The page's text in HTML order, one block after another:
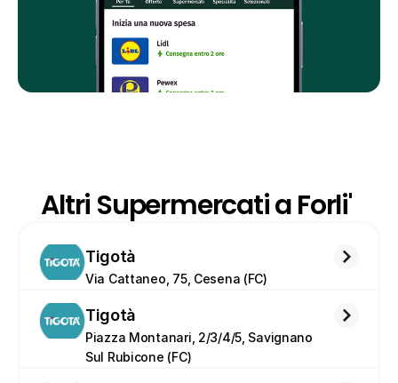
Altri Supermercati a Forli'
Tigotà
Via Cattaneo, 75, Cesena (FC)
Tigotà
Piazza Montanari, 2/3/4/5, Savignano
Sul Rubicone (FC)